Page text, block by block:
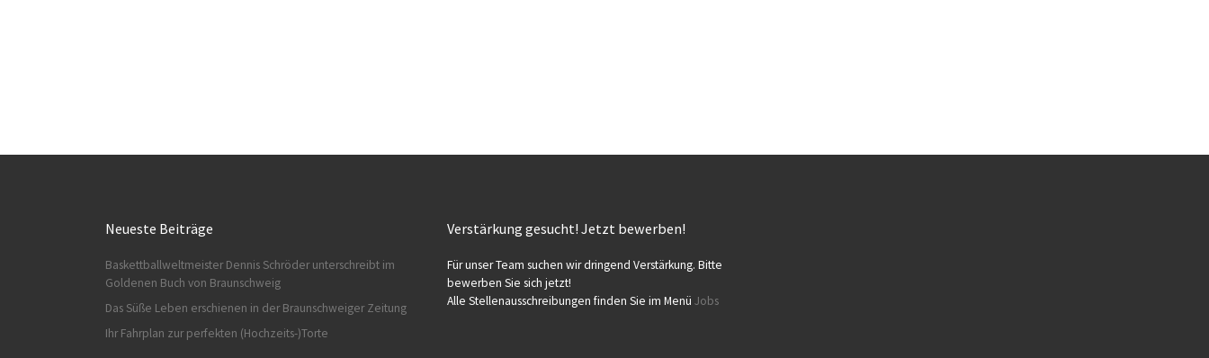
Neueste Beiträge
Baskettballweltmeister Dennis Schröder unterschreibt im
Goldenen Buch von Braunschweig
Das Süße Leben erschienen in der Braunschweiger Zeitung
Ihr Fahrplan zur perfekten (Hochzeits-)Torte
Verstärkung gesucht! Jetzt bewerben!
Für unser Team suchen wir dringend Verstärkung. Bitte
bewerben Sie sich jetzt!
Alle Stellenausschreibungen finden Sie im Menü Jobs